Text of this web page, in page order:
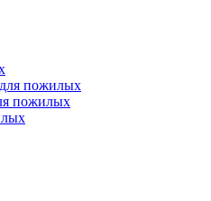
пожилых
пожилых